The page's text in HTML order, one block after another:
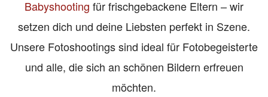
Babyshooting für frischgebackene Eltern – wir
setzen dich und deine Liebsten perfekt in Szene.
Unsere Fotoshootings sind ideal für Fotobegeisterte
und alle, die sich an schönen Bildern erfreuen
möchten.